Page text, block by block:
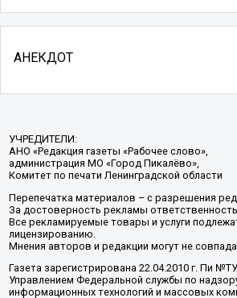
АНЕКДОТ
УЧРЕДИТЕЛИ:
АНО «Редакция газеты «Рабочее слово»,
администрация МО «Город Пикалёво»,
Комитет по печати Ленинградской области
Перепечатка материалов – с разрешения
За достоверность рекламы
Все рекламируемые товары и услуги
лицензированию.
Мнения авторов и редакции могут не
Газета зарегистрирована 22.04.2010 г. Пи
Управлением Федеральной службы по
информационных технологий и массовых